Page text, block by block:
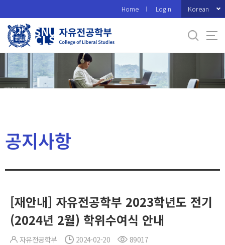
로
메
Home Login Korean
공지사항
[재안내] 자유전공학부 2023학년도 전기
(2024년 2월) 학위수여식 안내
자유전공학부 2024-02-20 89017